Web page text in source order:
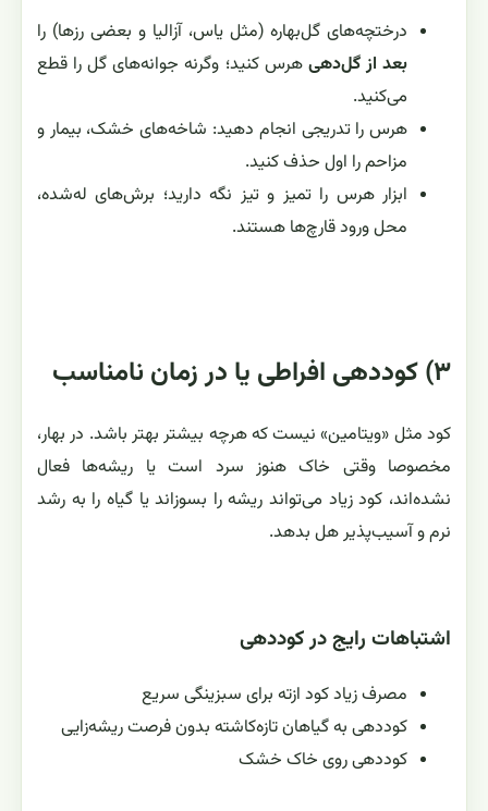
درختچه‌های گل‌بهاره (مثل یاس، آزالیا و بعضی رزها) را
بعد از گل‌دهی هرس کنید؛ وگرنه جوانه‌های گل را قطع
می‌کنید.
هرس را تدریجی انجام دهید: شاخه‌های خشک، بیمار و
مزاحم را اول حذف کنید.
ابزار هرس را تمیز و تیز نگه دارید؛ برش‌های له‌شده،
محل ورود قارچ‌ها هستند.
۳) کوددهی افراطی یا در زمان نامناسب
کود مثل «ویتامین» نیست که هرچه بیشتر بهتر باشد. در بهار،
مخصوصا وقتی خاک هنوز سرد است یا ریشه‌ها فعال
نشده‌اند، کود زیاد می‌تواند ریشه را بسوزاند یا گیاه را به رشد
نرم و آسیب‌پذیر هل بدهد.
اشتباهات رایج در کوددهی
مصرف زیاد کود ازته برای سبزینگی سریع
کوددهی به گیاهان تازه‌کاشته بدون فرصت ریشه‌زایی
کوددهی روی خاک خشک